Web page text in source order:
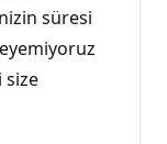
süresi
size